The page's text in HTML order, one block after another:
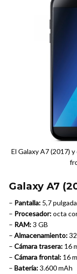
El Galaxy A7 (2017)
Galaxy A7
– Pantalla: 5,7
– Procesador:octa
– RAM:3 GB
– Almacenamiento:
– Cámara trasera: 16
– Cámara frontal: 16
– Batería:3.600 mAh